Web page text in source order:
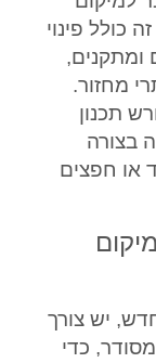
כולל פינוי
ומתקנים,
מחזור.
תכנון
בצורה
או חפצים
יש צורך
כדי